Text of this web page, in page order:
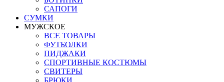
САПОГИ
СУМКИ
МУЖСКОЕ
ВСЕ ТОВАРЫ
ФУТБОЛКИ
ПИДЖАКИ
СПОРТИВНЫЕ КОСТЮМЫ
СВИТЕРЫ
БРЮКИ